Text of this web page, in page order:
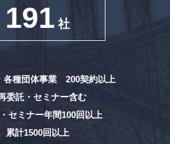
191 社
各種団体事業 200契約以上
委託・セミナー含む
セミナー年間100回以上
累計1500回以上